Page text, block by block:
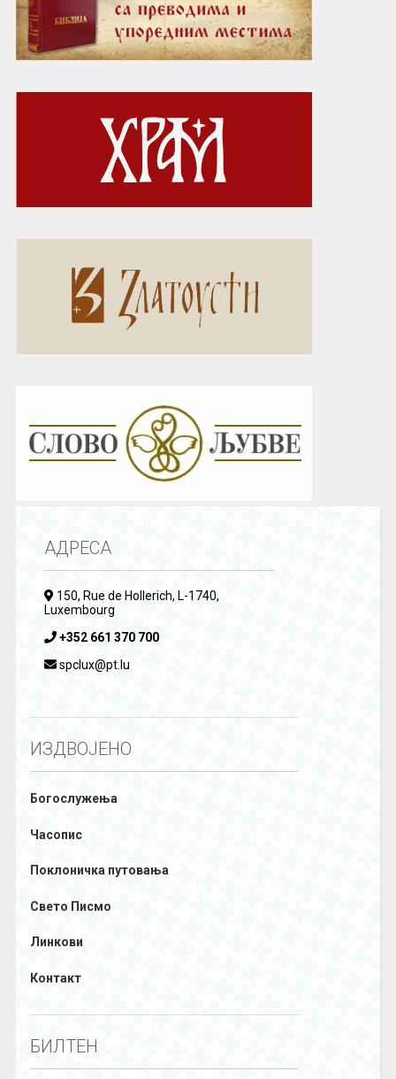
АДРЕСА
150, Rue de Hollerich, L-1740,
Luxembourg
+352 661 370 700
spclux@pt.lu
ИЗДВОЈЕНО
Богослужења
Часопис
Поклоничка путовања
Свето Писмо
Линкови
Контакт
БИЛТЕН